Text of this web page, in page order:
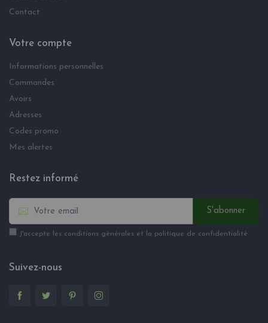
Contact
Votre compte
Informations personnelles
Commandes
Avoirs
Adresses
Codes promo
Mes alertes
Restez informé
S'abonner
J'accepte les conditions générales et la politique de confidentialité
Suivez-nous